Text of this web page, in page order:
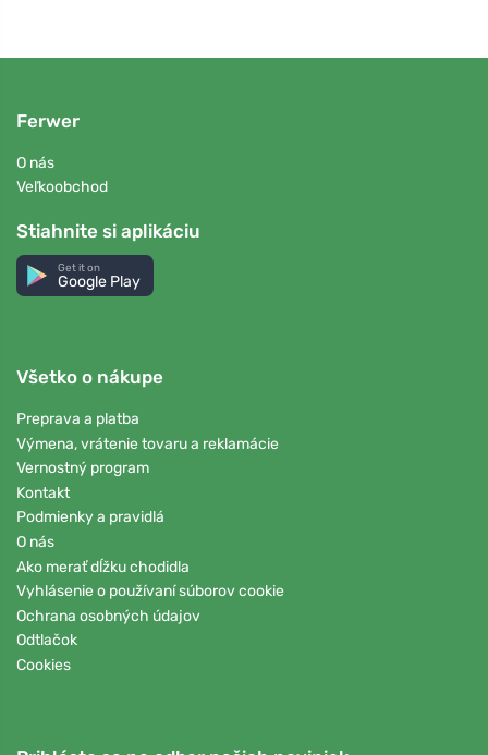
Ferwer
O nás
Veľkoobchod
Stiahnite si aplikáciu
Get it on
Google Play
Všetko o nákupe
Preprava a platba
Výmena, vrátenie tovaru a reklamácie
Vernostný program
Kontakt
Podmienky a pravidlá
O nás
Ako merať dĺžku chodidla
Vyhlásenie o používaní súborov cookie
Ochrana osobných údajov
Odtlačok
Cookies